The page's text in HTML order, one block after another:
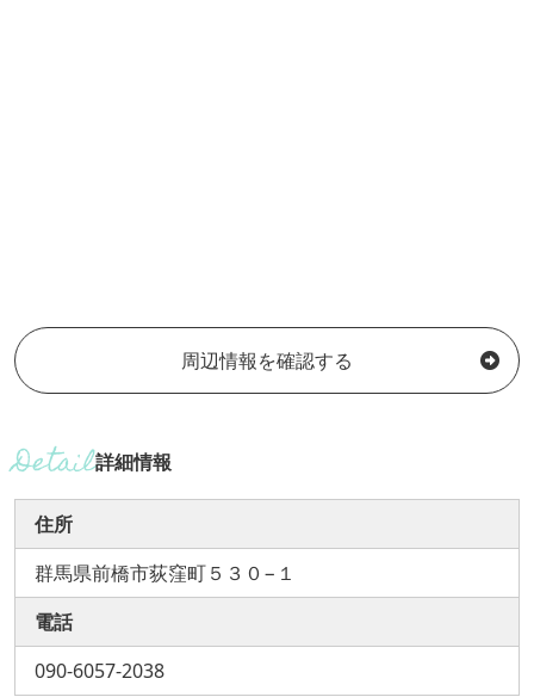
周辺情報を確認する
詳細情報
住所
群馬県前橋市荻窪町５３０−１
電話
090-6057-2038